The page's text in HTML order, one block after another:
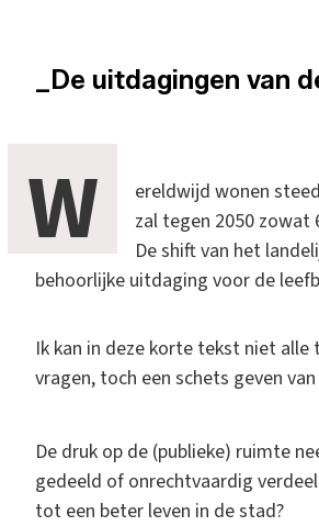
_De uitdagingen van
W
ereldwijd wonen
zal tegen 2050 zowat
De shift van het
behoorlijke uitdaging voor de
Ik kan in deze korte tekst niet alle
vragen, toch een schets geven
De druk op de (publieke) ruimte
gedeeld of onrechtvaardig
tot een beter leven in de stad?